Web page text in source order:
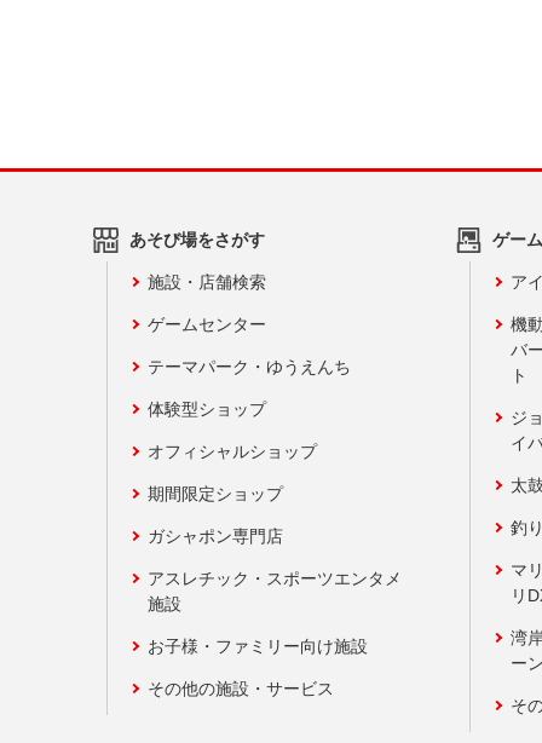
あそび場をさがす
施設・店舗検索
ゲームセンター
テーマパーク・ゆうえんち
体験型ショップ
オフィシャルショップ
期間限定ショップ
ガシャポン専門店
アスレチック・スポーツエンタメ
施設
お子様・ファミリー向け施設
その他の施設・サービス
ゲー
ア
機
バ
ト
ジ
イ
太
釣
マ
リ
湾
ー
そ